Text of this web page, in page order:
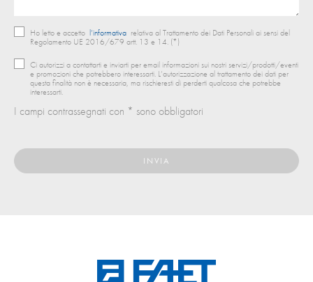
Ho letto e accetto l’informativa relativa al Trattamento dei Dati Personali ai sensi del
Regolamento UE 2016/679 artt. 13 e 14. (*)
Ci autorizzi a contattarti e inviarti per email informazioni sui nostri servizi/prodotti/eventi
e promozioni che potrebbero interessarti. L’autorizzazione al trattamento dei dati per
questa finalità non è necessaria, ma rischieresti di perderti qualcosa che potrebbe
interessarti.
I campi contrassegnati con * sono obbligatori